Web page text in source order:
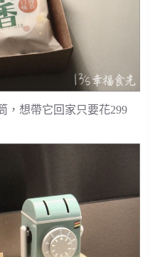
，想帶它回家只要花299